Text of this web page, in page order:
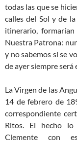
todas las que se
calles del Sol y de
itinerario,
Nuestra Patrona:
y no sabemos si se
de ayer siempre será
La Virgen de las
14 de febrero de
correspondiente
Ritos. El hecho lo
Clemente con